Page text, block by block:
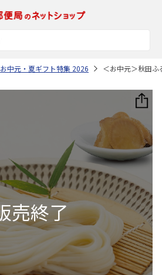
お中元・夏ギフト特集 2026 ＜お中元＞秋田ふ